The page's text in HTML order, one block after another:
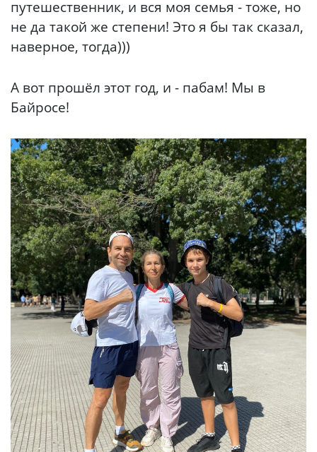
путешественник, и вся моя семья - тоже, но
не да такой же степени! Это я бы так сказал,
наверное, тогда)))
А вот прошёл этот год, и - пабам! Мы в
Байросе!